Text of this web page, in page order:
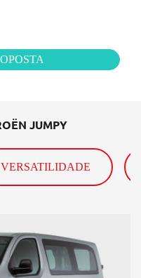
JUMPY
VERSATILIDADE